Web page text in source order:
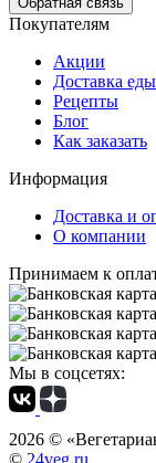
Покупателям
Акции
Доставка
Рецепты
Блог
Как заказать
Информация
Доставка и
О компании
Принимаем к
Мы в соцсетях:
2026 ©
© 24veg.ru